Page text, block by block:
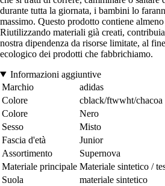
durante tutta la giornata, i bambini lo
massimo. Questo prodotto contiene
Riutilizzando materiali già creati,
nostra dipendenza da risorse limitate, al
ecologico dei prodotti che fabbrichiamo.
Informazioni aggiuntive
Marchio
adidas
Colore
cblack/ftwwht/chacoa
Colore
Nero
Sesso
Misto
Fascia d'età
Junior
Assortimento
Supernova
Materiale principale Materiale sintetico /
Suola
materiale sintetico